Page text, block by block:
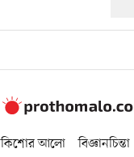
কিশোর আলো বিজ্ঞানচিন্তা